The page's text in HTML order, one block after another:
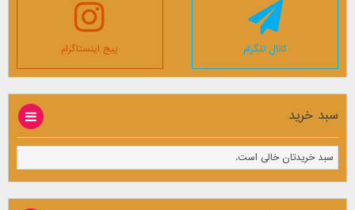
کانال تلگرام پیج اینستاگرام
سبد خرید
سبد خریدتان خالی است.